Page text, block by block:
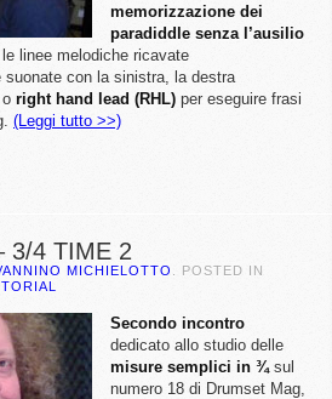
memorizzazione dei
paradiddle senza l’ausilio
linee melodiche ricavate
suonate con la sinistra, la destra
right hand lead (RHL) per eseguire frasi
(Leggi tutto >>)
3/4 TIME 2
MICHIELOTTO
. POSTED IN
Secondo incontro
dedicato allo studio delle
misure semplici in ¾sul
numero 18 di Drumset Mag,